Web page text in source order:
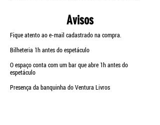
Avisos
Fique atento ao e-mail cadastrado na compra.
Bilheteria 1h antes do espetáculo
O espaço conta com um bar que abre 1h antes do
espetáculo
Presença da banquinha do Ventura Livros